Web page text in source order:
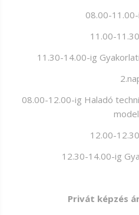
08.00-
11.00-
11.30-14.00-ig
08.00-12.00-ig Haladó
12.00-
12.30-14.00-ig
Privát képzés